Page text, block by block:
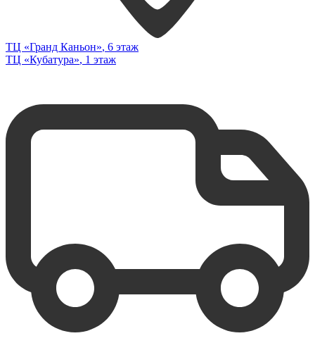
ТЦ «Гранд Каньон», 6 этаж
ТЦ «Кубатура», 1 этаж